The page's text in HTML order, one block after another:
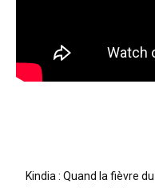
Kindia : Quand la fièvre